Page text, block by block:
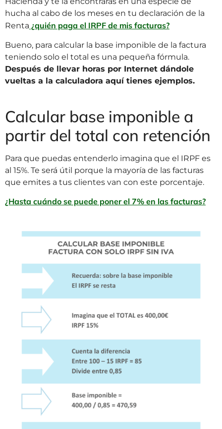
hucha al cabo de los meses en tu declaración de la
Renta ¿quién paga el IRPF de mis facturas?
Bueno, para calcular la base imponible de la factura
teniendo solo el total es una pequeña fórmula.
Después de llevar horas por Internet dándole
vueltas a la calculadora aquí tienes ejemplos.
Calcular base imponible a
partir del total con retención
Para que puedas entenderlo imagina que el IRPF es
al 15%. Te será útil porque la mayoría de las facturas
que emites a tus clientes van con este porcentaje.
¿Hasta cuándo se puede poner el 7% en las facturas?